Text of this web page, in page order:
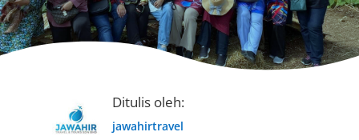
Ditulis oleh:
jawahirtravel